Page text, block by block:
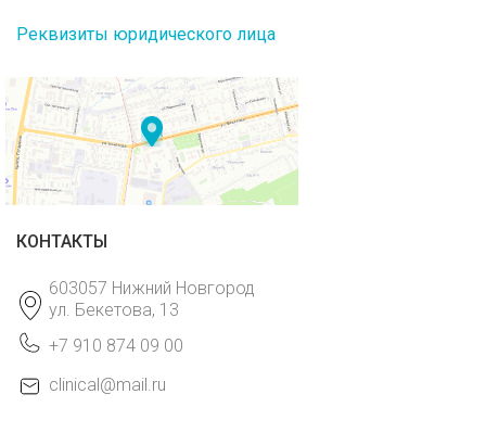
Реквизиты юридического лица
КОНТАКТЫ
603057 Нижний Новгород
ул. Бекетова, 13
+7 910 874 09 00
clinical@mail.ru